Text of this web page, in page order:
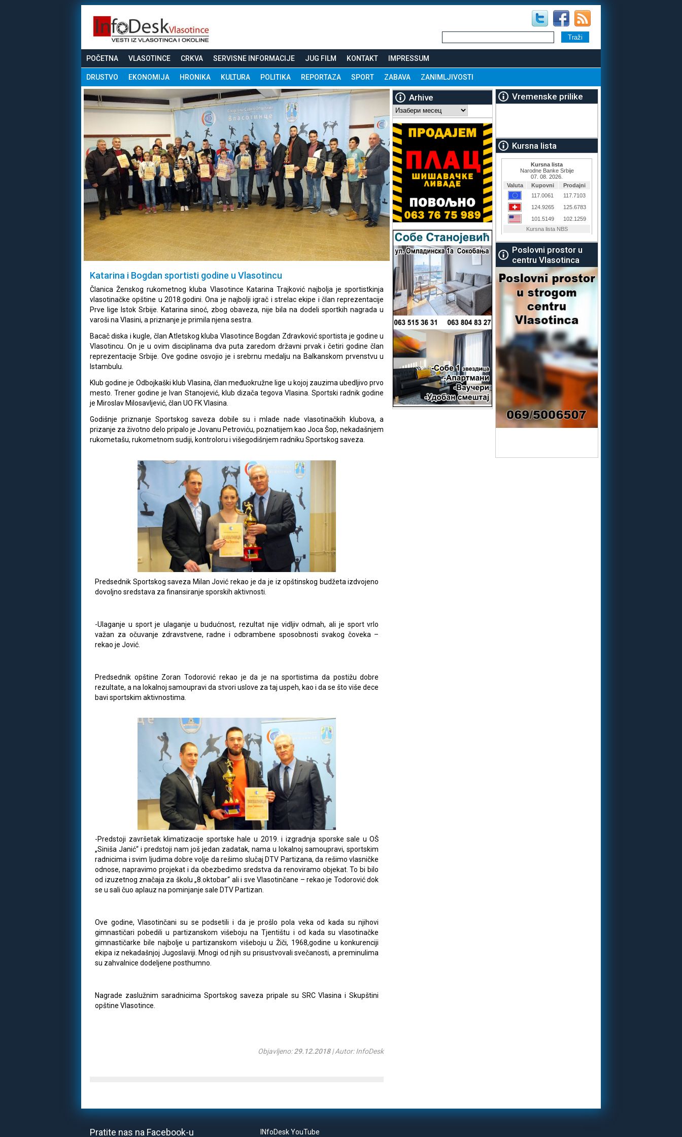
POČETNA VLASOTINCE CRKVA SERVISNE INFORMACIJE JUG FILM KONTAKT IMPRESSUM
DRUSTVO EKONOMIJA HRONIKA KULTURA POLITIKA REPORTAZA SPORT ZABAVA ZANIMLJIVOSTI
Katarina i Bogdan sportisti godine u Vlasotincu
Članica Ženskog rukometnog kluba Vlasotince Katarina Trajković najbolja je sportistkinja
vlasotinačke opštine u 2018.godini. Ona je najbolji igrač i strelac ekipe i član reprezentacije
Prve lige Istok Srbije. Katarina sinoć, zbog obaveza, nije bila na dodeli sportkih nagrada u
varoši na Vlasini, a priznanje je primila njena sestra.
Bacač diska i kugle, član Atletskog kluba Vlasotince Bogdan Zdravković sportista je godine u
Vlasotincu. On je u ovim disciplinama dva puta zaredom državni prvak i četiri godine član
reprezentacije Srbije. Ove godine osvojio je i srebrnu medalju na Balkanskom prvenstvu u
Istambulu.
Klub godine je Odbojkaški klub Vlasina, član međuokružne lige u kojoj zauzima ubedljivo prvo
mesto. Trener godine je Ivan Stanojević, klub dizača tegova Vlasina. Sportski radnik godine
je Miroslav Milosavljević, član UO FK Vlasina.
Godišnje priznanje Sportskog saveza dobile su i mlade nade vlasotinačkih klubova, a
prizanje za životno delo pripalo je Jovanu Petroviću, poznatijem kao Joca Šop, nekadašnjem
rukometašu, rukometnom sudiji, kontroloru i višegodišnjem radniku Sportskog saveza.
Predsednik Sportskog saveza Milan Jović rekao je da je iz opštinskog budžeta izdvojeno
dovoljno sredstava za finansiranje sporskih aktivnosti.
-Ulaganje u sport je ulaganje u budućnost, rezultat nije vidljiv odmah, ali je sport vrlo
važan za očuvanje zdravstvene, radne i odbrambene sposobnosti svakog čoveka –
rekao je Jović.
Predsednik opštine Zoran Todorović rekao je da je na sportistima da postižu dobre
rezultate, a na lokalnoj samoupravi da stvori uslove za taj uspeh, kao i da se što više dece
bavi sportskim aktivnostima.
-Predstoji završetak klimatizacije sportske hale u 2019. i izgradnja sporske sale u OŠ
„Siniša Janić“ i predstoji nam još jedan zadatak, nama u lokalnoj samoupravi, sportskim
radnicima i svim ljudima dobre volje da rešimo slučaj DTV Partizana, da rešimo vlasničke
odnose, napravimo projekat i da obezbedimo sredstva da renoviramo objekat. To bi bilo
od izuzetnog značaja za školu „8.oktobar“ ali i sve Vlasotinčane – rekao je Todorović dok
se u sali čuo aplauz na pominjanje sale DTV Partizan.
Ove godine, Vlasotinčani su se podsetili i da je prošlo pola veka od kada su njihovi
gimnastičari pobedili u partizanskom višeboju na Tjentištu i od kada su vlasotinačke
gimnastičarke bile najbolje u partizanskom višeboju u Žiči, 1968,godine u konkurenciji
ekipa iz nekadašnjoj Jugoslaviji. Mnogi od njih su prisustvovali svečanosti, a preminulima
su zahvalnice dodeljene posthumno.
Nagrade zaslužnim saradnicima Sportskog saveza pripale su SRC Vlasina i Skupštini
opštine Vlasotince.
Objavljeno:29.12.2018| Autor: InfoDesk
Arhive
Arhive
Vremenske prilike
Kursna lista
Poslovni prostor u
centru Vlasotinca
Pratite nas na Facebook-u INfoDesk YouTube